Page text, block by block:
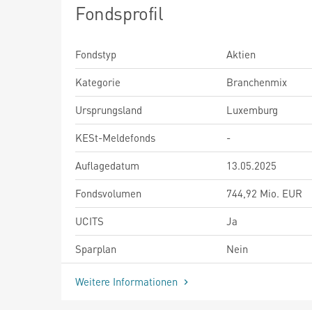
Fondsprofil
Fondstyp
Aktien
Kategorie
Branchenmix
Ursprungsland
Luxemburg
KESt-Meldefonds
-
Auflagedatum
13.05.2025
Fondsvolumen
744,92 Mio. EUR
UCITS
Ja
Sparplan
Nein
Weitere Informationen